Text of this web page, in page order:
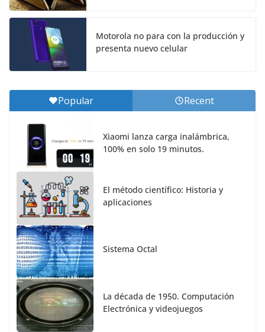
Motorola no para con la producción y
presenta nuevo celular
Popular Recent
Xiaomi lanza carga inalámbrica,
100% en solo 19 minutos.
El método científico: Historia y
aplicaciones
Sistema Octal
La década de 1950. Computación
Electrónica y videojuegos